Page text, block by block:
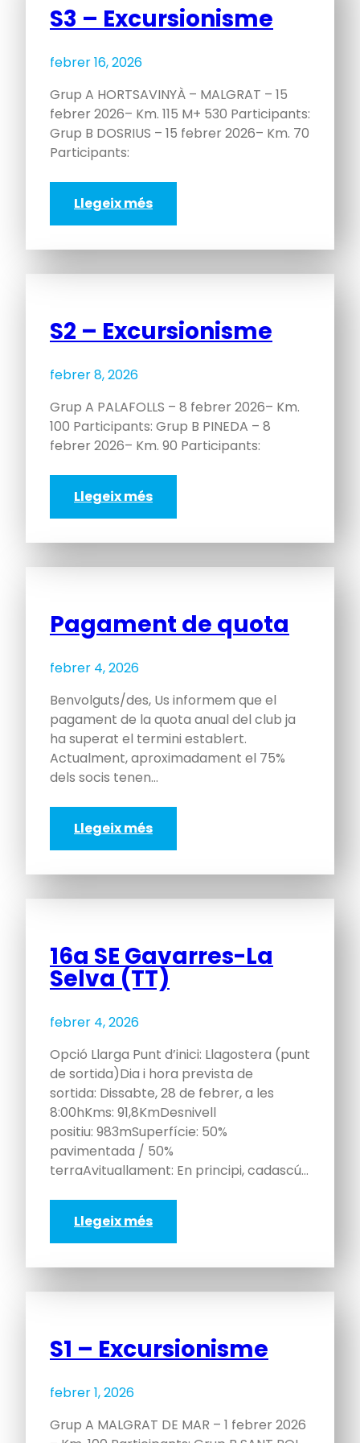
S3 – Excursionisme
febrer 16, 2026
Grup A HORTSAVINYÀ – MALGRAT – 15
febrer 2026– Km. 115 M+ 530 Participants:
Grup B DOSRIUS – 15 febrer 2026– Km. 70
Participants:
Llegeix més
S2 – Excursionisme
febrer 8, 2026
Grup A PALAFOLLS – 8 febrer 2026– Km.
100 Participants: Grup B PINEDA – 8
febrer 2026– Km. 90 Participants:
Llegeix més
Pagament de quota
febrer 4, 2026
Benvolguts/des, Us informem que el
pagament de la quota anual del club ja
ha superat el termini establert.
Actualment, aproximadament el 75%
dels socis tenen…
Llegeix més
16a SE Gavarres-La
Selva (TT)
febrer 4, 2026
Opció Llarga Punt d’inici: Llagostera (punt
de sortida)Dia i hora prevista de
sortida: Dissabte, 28 de febrer, a les
8:00hKms: 91,8KmDesnivell
positiu: 983mSuperfície: 50%
pavimentada / 50%
terraAvituallament: En principi, cadascú…
Llegeix més
S1 – Excursionisme
febrer 1, 2026
Grup A MALGRAT DE MAR – 1 febrer 2026